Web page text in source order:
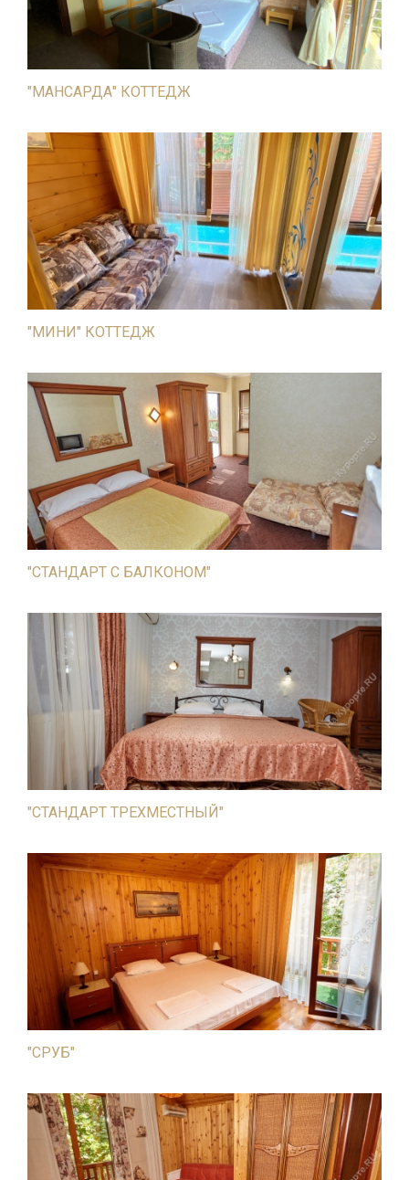
"МАНСАРДА" КОТТЕДЖ
"МИНИ" КОТТЕДЖ
"СТАНДАРТ С БАЛКОНОМ"
"СТАНДАРТ ТРЕХМЕСТНЫЙ"
"СРУБ"